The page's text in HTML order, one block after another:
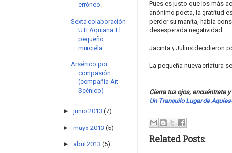
Pues es justo que los más
anónimo poeta, la gratitud
perder su manita, había
desesperada negatividad.
Jacinta y Julius decidieron
La pequeña nueva criatura
Cierra tus ojos, encuéntrate
Un Tranquilo Lugar de
Related Posts:
erróneo.
Sexta colaboración
UTLAquiana. El
pequeño
murciéla...
Arsénico por
compasión
(compañía Art-
Scénico)
► junio 2013 (7)
► mayo 2013 (5)
► abril 2013 (5)